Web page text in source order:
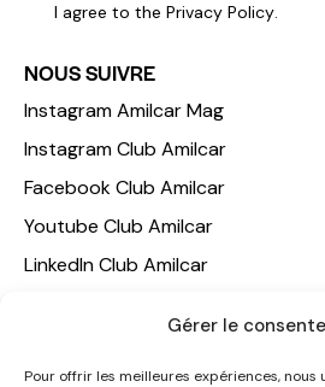
Gérer le
Pour offrir les meilleures expériences, nous
I agree to the Privacy Policy.
NOUS SUIVRE
Instagram Amilcar Mag
Instagram Club Amilcar
Facebook Club Amilcar
Youtube Club Amilcar
LinkedIn Club Amilcar
NOTRE GROUPE
ACCUEIL